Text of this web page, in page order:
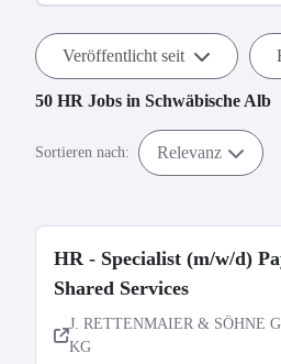
Veröffentlicht seit
50 HR Jobs in Schwäbische Alb
Sortieren nach: Relevanz
HR - Specialist (m/w/d)
Shared Services
J. RETTENMAIER & SÖHNE
KG